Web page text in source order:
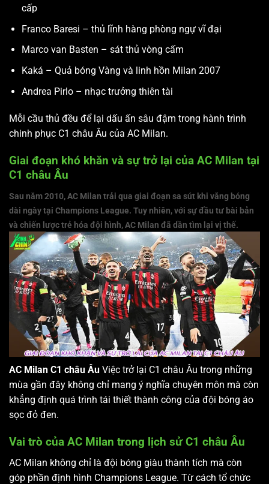
cấp
Franco Baresi – thủ lĩnh hàng phòng ngự vĩ đại
Marco van Basten – sát thủ vòng cấm
Kaká – Quả bóng Vàng và linh hồn Milan 2007
Andrea Pirlo – nhạc trưởng thiên tài
Mỗi cầu thủ đều để lại dấu ấn sâu đậm trong hành trình
chinh phục C1 châu Âu của AC Milan.
Giai đoạn khó khăn và sự trở lại của AC Milan tại
C1 châu Âu
Sau năm 2010, AC Milan trải qua giai đoạn sa sút khi vắng bóng
dài ngày tại Champions League. Tuy nhiên, với sự đầu tư bài bản
và chiến lược trẻ hóa đội hình, AC Milan đã dần tìm lại vị thế.
AC Milan C1 châu Âu Việc trở lại C1 châu Âu trong những
mùa gần đây không chỉ mang ý nghĩa chuyên môn mà còn
khẳng định quá trình tái thiết thành công của đội bóng áo
sọc đỏ đen.
Vai trò của AC Milan trong lịch sử C1 châu Âu
AC Milan không chỉ là đội bóng giàu thành tích mà còn
góp phần định hình Champions League. Từ cách tổ chức